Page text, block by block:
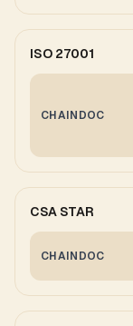
ISO 27001
CHAINDOC
CSA STAR
CHAINDOC